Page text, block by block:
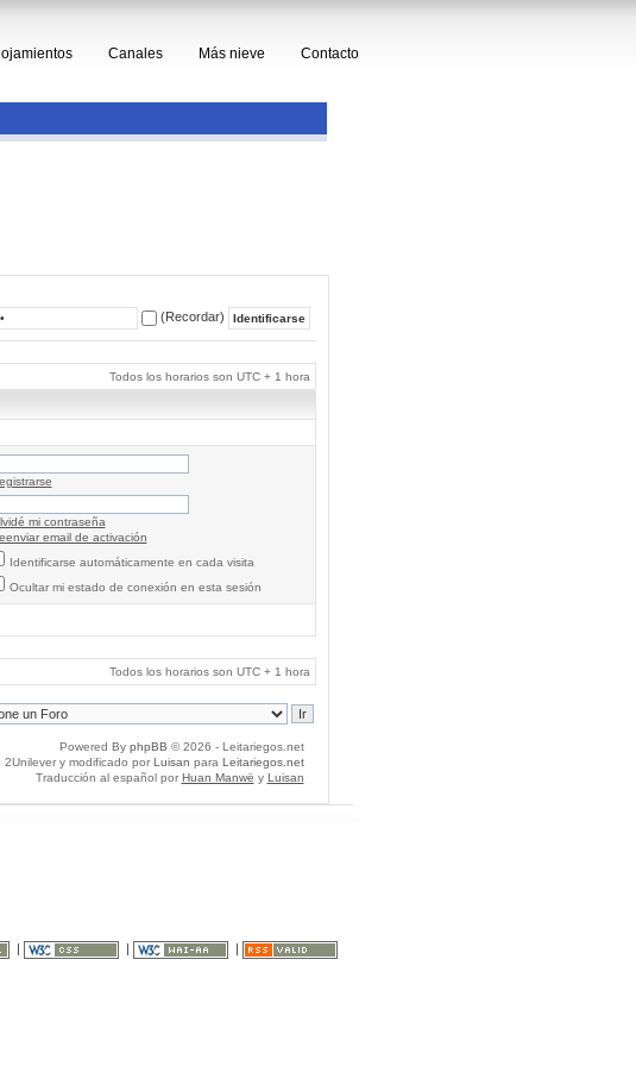
Canales Más nieve Contacto
(Recordar)
Todos los horarios son UTC + 1 hora
mi contraseña
email de activación
Identificarse automáticamente en cada visita
Ocultar mi estado de conexión en esta sesión
Todos los horarios son UTC + 1 hora
Powered By phpBB © 2026 - Leitariegos.net
2Unilever y modificado por Luisan para Leitariegos.net
Traducción al español por Huan Manwë y Luisan